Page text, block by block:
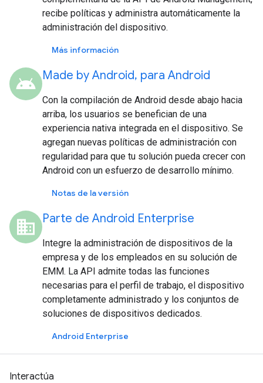
recibe políticas y administra automáticamente la
administración del dispositivo.
Más información
android Made by Android, para Android
Con la compilación de Android desde abajo hacia
arriba, los usuarios se benefician de una
experiencia nativa integrada en el dispositivo. Se
agregan nuevas políticas de administración con
regularidad para que tu solución pueda crecer con
Android con un esfuerzo de desarrollo mínimo.
Notas de la versión
domain Parte de Android Enterprise
Integre la administración de dispositivos de la
empresa y de los empleados en su solución de
EMM. La API admite todas las funciones
necesarias para el perfil de trabajo, el dispositivo
completamente administrado y los conjuntos de
soluciones de dispositivos dedicados.
Android Enterprise
Interactúa